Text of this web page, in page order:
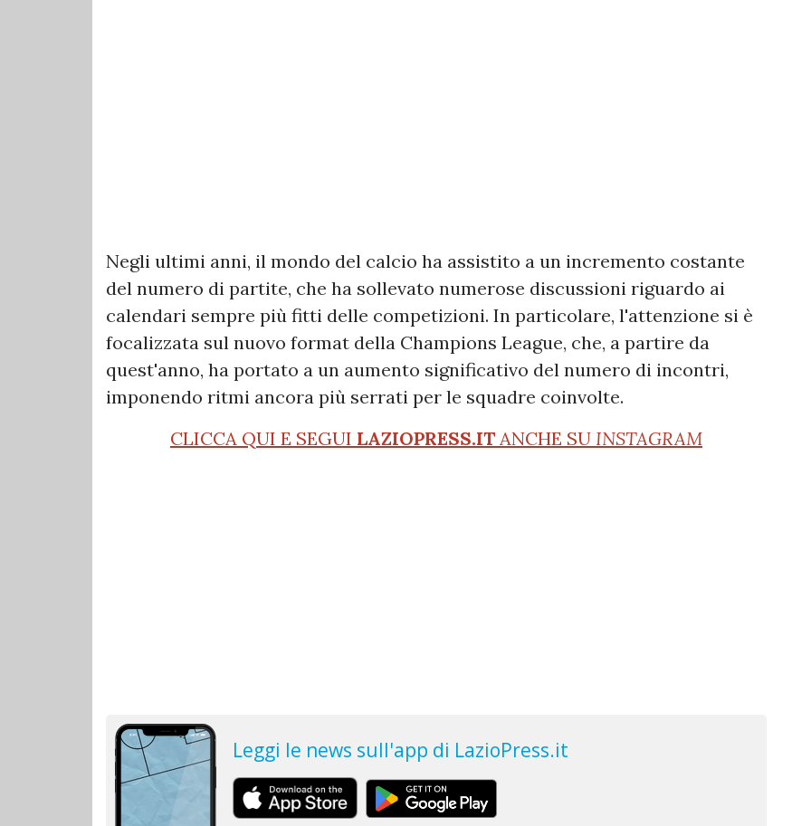
Negli ultimi anni, il mondo del calcio ha assistito a un incremento costante
del numero di partite, che ha sollevato numerose discussioni riguardo ai
calendari sempre più fitti delle competizioni. In particolare, l'attenzione si è
focalizzata sul nuovo format della Champions League, che, a partire da
quest'anno, ha portato a un aumento significativo del numero di incontri,
imponendo ritmi ancora più serrati per le squadre coinvolte.
CLICCA QUI E SEGUI LAZIOPRESS.IT ANCHE SU INSTAGRAM